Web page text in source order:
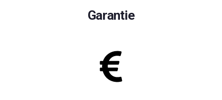
Garantie